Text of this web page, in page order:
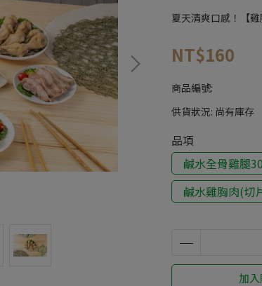
夏天清爽口感！【
NT$160
商品編號:
供貨狀況: 尚有庫存
品項
鹹水全骨雞腿
鹹水雞胸肉(切
加